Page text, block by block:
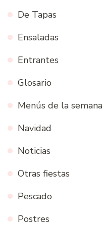
De Tapas
Ensaladas
Entrantes
Glosario
Menús de la semana
Navidad
Noticias
Otras fiestas
Pescado
Postres